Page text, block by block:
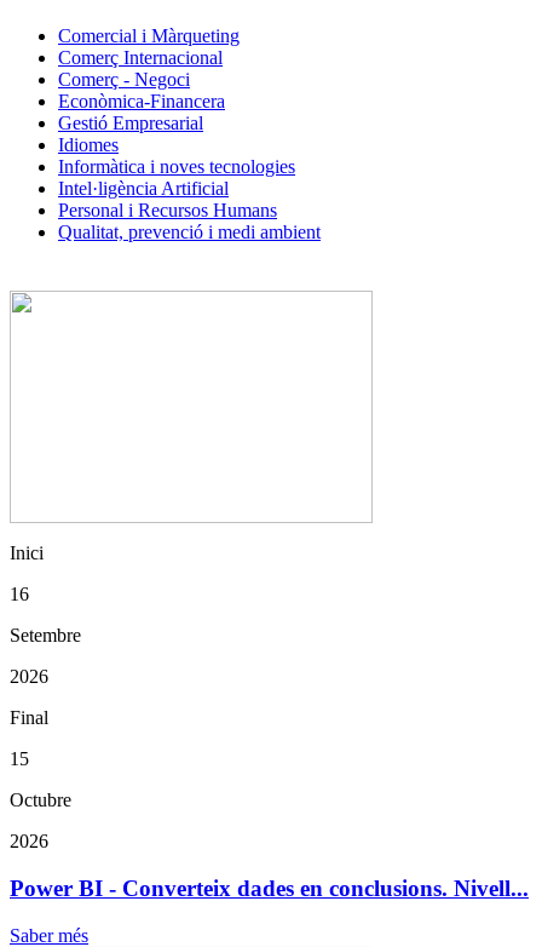
Comercial i Màrqueting
Comerç Internacional
Comerç - Negoci
Econòmica-Financera
Gestió Empresarial
Idiomes
Informàtica i noves tecnologies
Intel·ligència Artificial
Personal i Recursos Humans
Qualitat, prevenció i medi ambient
Inici
16
Setembre
2026
Final
15
Octubre
2026
Power BI - Converteix dades en conclusions. Nivell...
Saber més